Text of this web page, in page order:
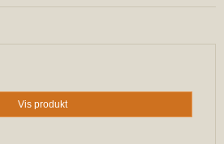
Vis produkt